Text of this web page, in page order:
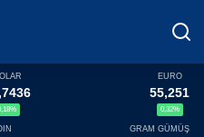
EURO
55,251
0,32%
GRAM GÜMÜŞ